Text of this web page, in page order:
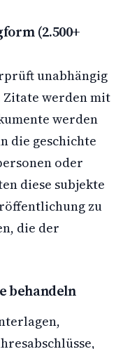
(2.500+
unabhängig
Zitate werden mit
werden
die geschichte
oder
diese subjekte
zu
die der
behandeln